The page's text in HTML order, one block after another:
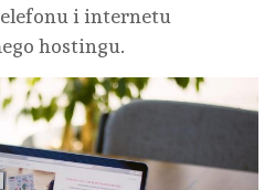
i internetu
hostingu.